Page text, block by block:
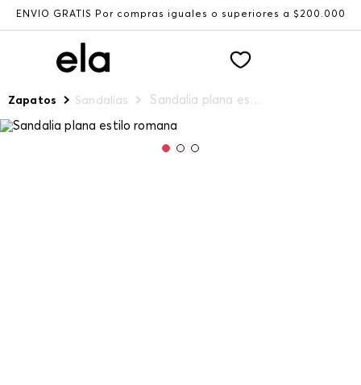
ENVÍO GRATIS Por compras iguales o superiores a $200.000
Zapatos Sandalias Sandalia plana estilo romana